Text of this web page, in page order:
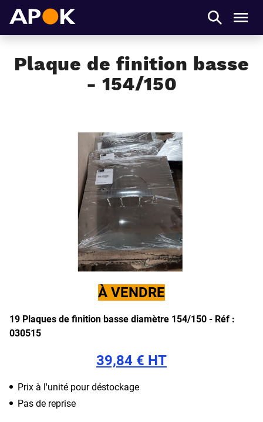
Plaque de finition basse
- 154/150
À VENDRE
19 Plaques de finition basse diamètre 154/150 - Réf :
030515
39,84 € HT
Prix à l'unité pour déstockage
Pas de reprise